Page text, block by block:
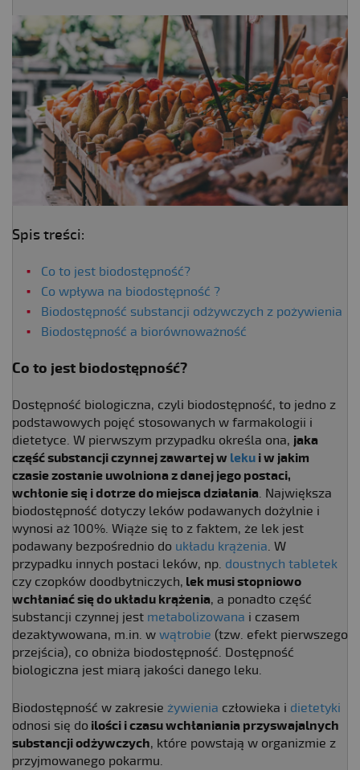
Spis treści:
Co to jest biodostępność?
Co wpływa na biodostępność ?
Biodostępność substancji odżywczych z pożywienia
Biodostępność a biorównoważność
Co to jest biodostępność?
Dostępność biologiczna, czyli biodostępność, to jedno z
podstawowych pojęć stosowanych w farmakologii i
dietetyce. W pierwszym przypadku określa ona, jaka
część substancji czynnej zawartej w leku i w jakim
czasie zostanie uwolniona z danej jego postaci,
wchłonie się i dotrze do miejsca działania. Największa
biodostępność dotyczy leków podawanych dożylnie i
wynosi aż 100%. Wiąże się to z faktem, że lek jest
podawany bezpośrednio do układu krążenia. W
przypadku innych postaci leków, np. doustnych tabletek
czy czopków doodbytniczych, lek musi stopniowo
wchłaniać się do układu krążenia, a ponadto część
substancji czynnej jest metabolizowana i czasem
dezaktywowana, m.in. w wątrobie (tzw. efekt pierwszego
przejścia), co obniża biodostępność. Dostępność
biologiczna jest miarą jakości danego leku.
Biodostępność w zakresie żywienia człowieka i dietetyki
odnosi się do ilości i czasu wchłaniania przyswajalnych
substancji odżywczych, które powstają w organizmie z
przyjmowanego pokarmu.